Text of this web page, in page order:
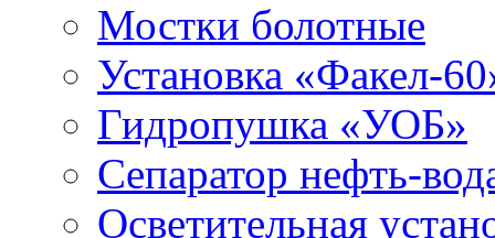
Мостки болотные
Установка «Факел-
Гидропушка «УОБ»
Сепаратор нефть-
Осветительная